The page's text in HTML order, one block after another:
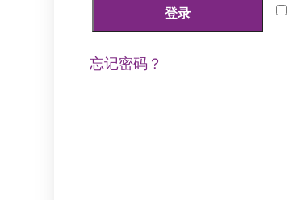
登录
忘记密码？